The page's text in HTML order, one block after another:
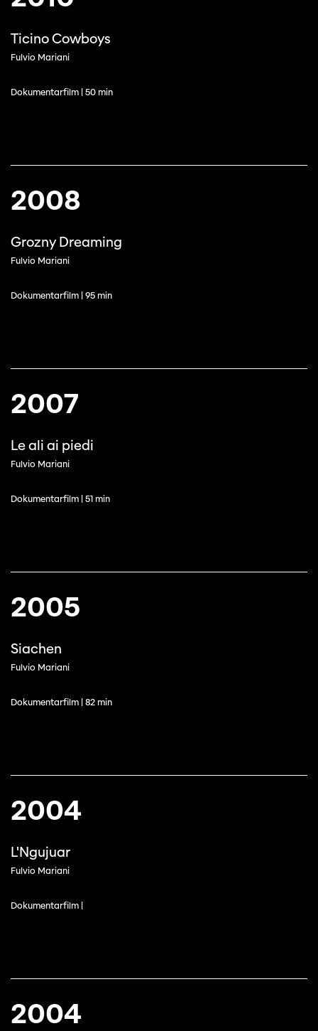
Ticino Cowboys
Fulvio Mariani
Dokumentarfilm | 50 min
2008
Grozny Dreaming
Fulvio Mariani
Dokumentarfilm | 95 min
2007
Le ali ai piedi
Fulvio Mariani
Dokumentarfilm | 51 min
2005
Siachen
Fulvio Mariani
Dokumentarfilm | 82 min
2004
L'Ngujuar
Fulvio Mariani
Dokumentarfilm |
2004